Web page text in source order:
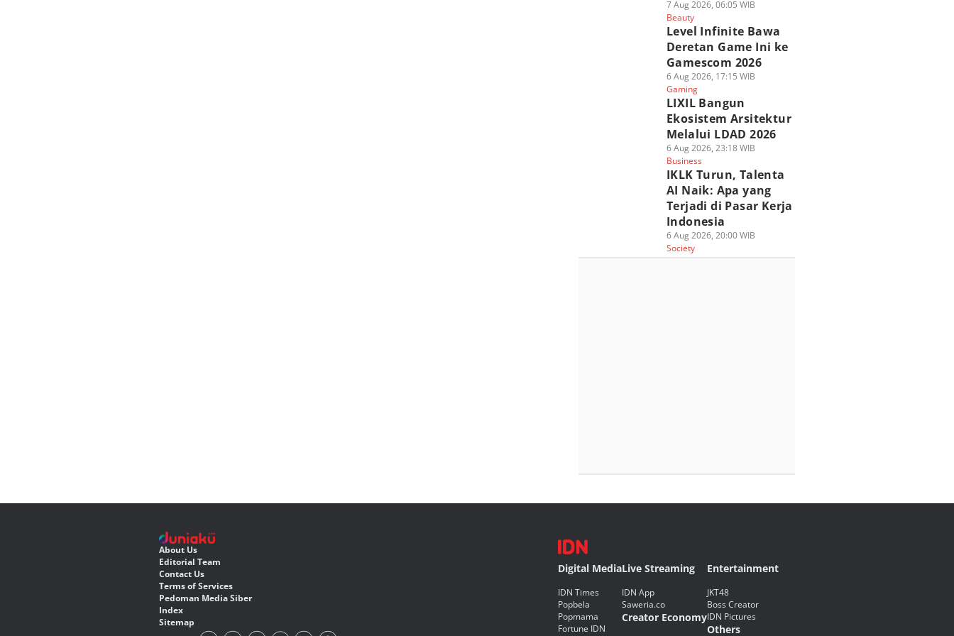
7 Aug 2026, 06:05 WIB
Beauty
Level Infinite Bawa
Deretan Game Ini ke
Gamescom 2026
6 Aug 2026, 17:15 WIB
Gaming
LIXIL Bangun
Ekosistem Arsitektur
Melalui LDAD 2026
6 Aug 2026, 23:18 WIB
Business
IKLK Turun, Talenta
AI Naik: Apa yang
Terjadi di Pasar Kerja
Indonesia
6 Aug 2026, 20:00 WIB
Society
About Us
Editorial Team
Contact Us
Terms of Services
Pedoman Media Siber
Index
Sitemap
Digital Media
IDN Times
Popbela
Popmama
Fortune IDN
Live Streaming
IDN App
Saweria.co
Creator Economy
Entertainment
JKT48
Boss Creator
IDN Pictures
Others